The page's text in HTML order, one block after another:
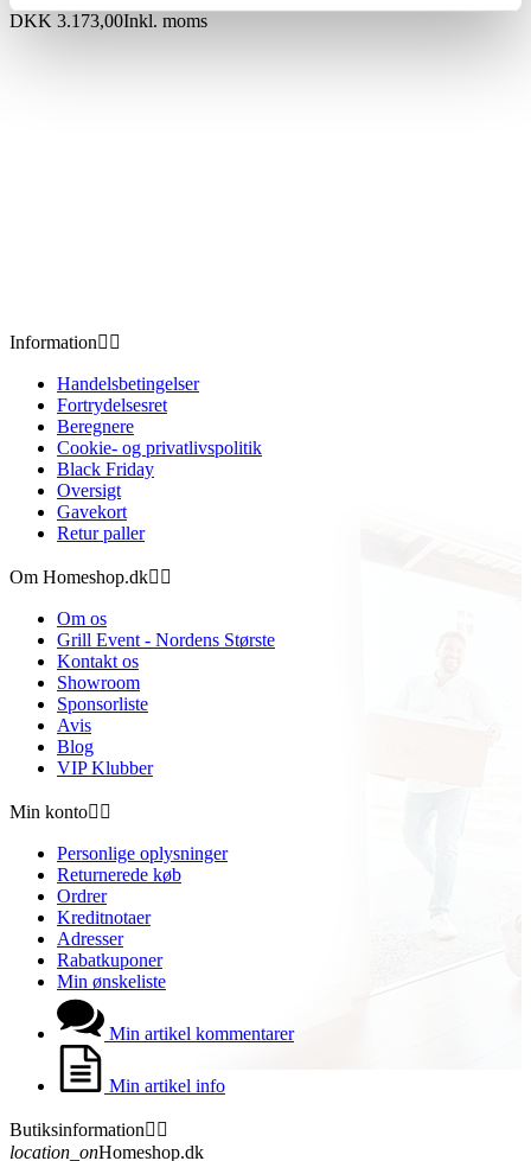
DKK 3.173,00Inkl. moms
Information 
Handelsbetingelser
Fortrydelsesret
Beregnere
Cookie- og privatlivspolitik
Black Friday
Oversigt
Gavekort
Retur paller
Om Homeshop.dk 
Om os
Grill Event - Nordens Største
Kontakt os
Showroom
Sponsorliste
Avis
Blog
VIP Klubber
Min konto 
Personlige oplysninger
Returnerede køb
Ordrer
Kreditnotaer
Adresser
Rabatkuponer
Min ønskeliste
Min artikel kommentarer
Min artikel info
Butiksinformation 
location_onHomeshop.dk